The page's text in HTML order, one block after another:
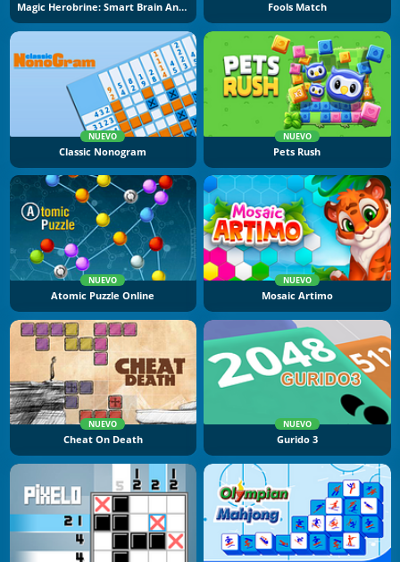
Magic Herobrine: Smart Brain And Puzzle Quest Fools Match
NUEVO
Classic Nonogram
NUEVO
Pets Rush
NUEVO
Atomic Puzzle Online
NUEVO
Mosaic Artimo
NUEVO
Cheat On Death
NUEVO
Gurido 3